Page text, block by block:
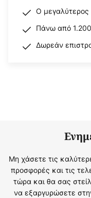
Ο
Πάνω από
Δωρεάν
Μη χάσετε τις
προσφορές και τις
τώρα και θα σας
να εξαργυρώσετε